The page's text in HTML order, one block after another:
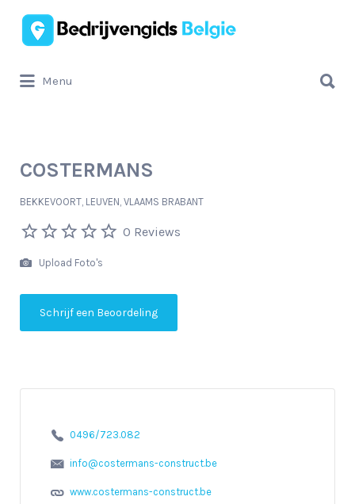
Zoek
naar:
Menu
naar:
COSTERMANS
BEKKEVOORT, LEUVEN, VLAAMS BRABANT
0 Reviews
Upload Foto's
Schrijf een Beoordeling
0496/723.082
info@costermans-construct.be
www.costermans-construct.be